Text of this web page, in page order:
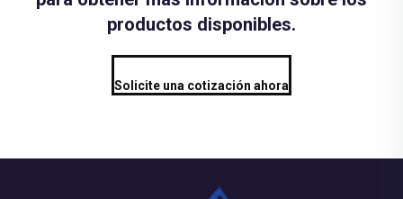
productos disponibles.
Solicite una cotización ahora